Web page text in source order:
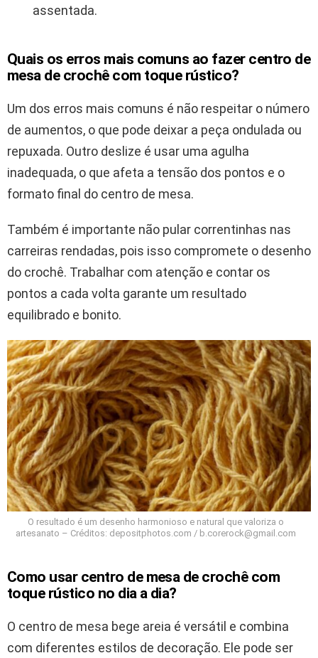
assentada.
Quais os erros mais comuns ao fazer centro de
mesa de crochê com toque rústico?
Um dos erros mais comuns é não respeitar o número
de aumentos, o que pode deixar a peça ondulada ou
repuxada. Outro deslize é usar uma agulha
inadequada, o que afeta a tensão dos pontos e o
formato final do centro de mesa.
Também é importante não pular correntinhas nas
carreiras rendadas, pois isso compromete o desenho
do crochê. Trabalhar com atenção e contar os
pontos a cada volta garante um resultado
equilibrado e bonito.
O resultado é um desenho harmonioso e natural que valoriza o
artesanato – Créditos: depositphotos.com / b.corerock@gmail.com
Como usar centro de mesa de crochê com
toque rústico no dia a dia?
O centro de mesa bege areia é versátil e combina
com diferentes estilos de decoração. Ele pode ser